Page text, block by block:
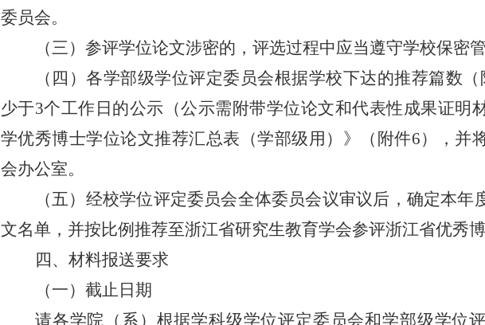
委员会。
（三）参评学位论文涉密的，评选过程中应当遵守学校保密
（四）各学部级学位评定委员会根据学校下达的推荐篇数（
少于3个工作日的公示（公示需附带学位论文和代表性成果证明
学优秀博士学位论文推荐汇总表（学部级用）》（附件6），并
会办公室。
（五）经校学位评定委员会全体委员会议审议后，确定本年
文名单，并按比例推荐至浙江省研究生教育学会参评浙江省优秀博
四、材料报送要求
（一）截止日期
请各学院（系）根据学科级学位评定委员会和学部级学位